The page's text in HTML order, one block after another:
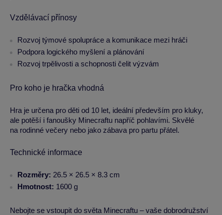
Vzdělávací přínosy
Rozvoj týmové spolupráce a komunikace mezi hráči
Podpora logického myšlení a plánování
Rozvoj trpělivosti a schopnosti čelit výzvám
Pro koho je hračka vhodná
Hra je určena pro děti od 10 let, ideální především pro kluky,
ale potěší i fanoušky Minecraftu napříč pohlavími. Skvělé
na rodinné večery nebo jako zábava pro partu přátel.
Technické informace
Rozměry: 26.5 × 26.5 × 8.3 cm
Hmotnost: 1600 g
Nebojte se vstoupit do světa Minecraftu – vaše dobrodružství